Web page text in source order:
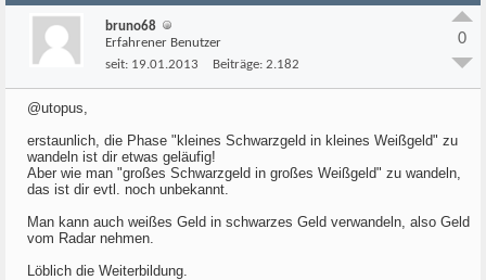
bruno68
Erfahrener Benutzer
seit: 19.01.2013 Beiträge: 2.182
0
@utopus,
erstaunlich, die Phase "kleines Schwarzgeld in kleines Weißgeld" zu
wandeln ist dir etwas geläufig!
Aber wie man "großes Schwarzgeld in großes Weißgeld" zu wandeln,
das ist dir evtl. noch unbekannt.
Man kann auch weißes Geld in schwarzes Geld verwandeln, also Geld
vom Radar nehmen.
Löblich die Weiterbildung.